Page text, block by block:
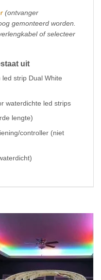
(ontvanger
gemonteerd worden.
of selecteer
uit
led strip Dual White
waterdichte led strips
lengte)
controller (niet